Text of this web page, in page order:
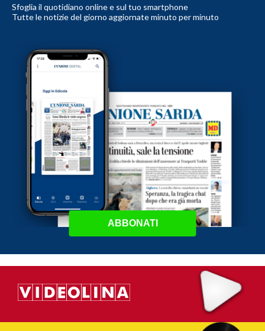
Sfoglia il quotidiano online e sul tuo smartphone
Tutte le notizie del giorno aggiornate minuto per minuto
ABBONATI